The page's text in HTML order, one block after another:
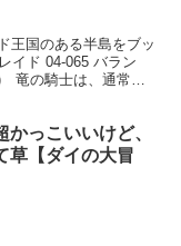
王国のある半島をブッ
イド 04-065 バラン
竜の騎士は、通常状
かっこいいけど、
草【ダイの大冒